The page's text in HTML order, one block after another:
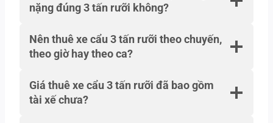
nặng đúng 3 tấn rưỡi không?
Nên thuê xe cẩu 3 tấn rưỡi theo chuyến,
theo giờ hay theo ca?
Giá thuê xe cẩu 3 tấn rưỡi đã bao gồm
tài xế chưa?